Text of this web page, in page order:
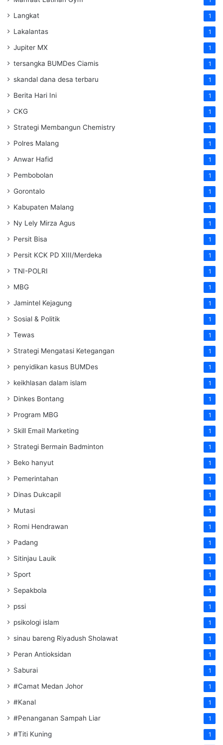
Langkat 1
Lakalantas 1
Jupiter MX 1
tersangka BUMDes Ciamis 1
skandal dana desa terbaru 1
Berita Hari Ini 1
CKG 1
Strategi Membangun Chemistry 1
Polres Malang 1
Anwar Hafid 1
Pembobolan 1
Gorontalo 1
Kabupaten Malang 1
Ny Lely Mirza Agus 1
Persit Bisa 1
Persit KCK PD XIII/Merdeka 1
TNI-POLRI 1
MBG 1
Jamintel Kejagung 1
Sosial & Politik 1
Tewas 1
Strategi Mengatasi Ketegangan 1
penyidikan kasus BUMDes 1
keikhlasan dalam islam 1
Dinkes Bontang 1
Program MBG 1
Skill Email Marketing 1
Strategi Bermain Badminton 1
Beko hanyut 1
Pemerintahan 1
Dinas Dukcapil 1
Mutasi 1
Romi Hendrawan 1
Padang 1
Sitinjau Lauik 1
Sport 1
Sepakbola 1
pssi 1
psikologi islam 1
sinau bareng Riyadush Sholawat 1
Peran Antioksidan 1
Saburai 1
#Camat Medan Johor 1
#Kanal 1
#Penanganan Sampah Liar 1
#Titi Kuning 1